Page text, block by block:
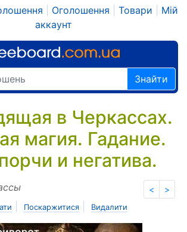
Оголошення Товари
Мій
аккаунт
Знайти
в Черкассах.
магия. Гадание.
и негатива.
< >
Поскаржитися Видалити